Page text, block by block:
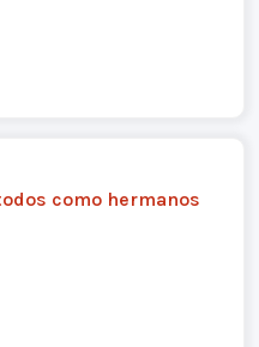
como hermanos